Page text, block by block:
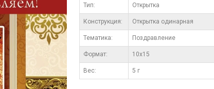
Тип: Открытка
Конструкция: Открытка одинарная
Тематика: Поздравление
Формат: 10x15
Вес: 5 г